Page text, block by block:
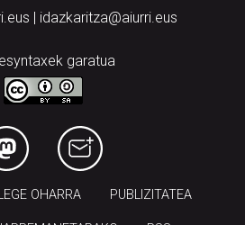
| idazkaritza@aiurri.eus
garatua
OHARRA PUBLIZITATEA